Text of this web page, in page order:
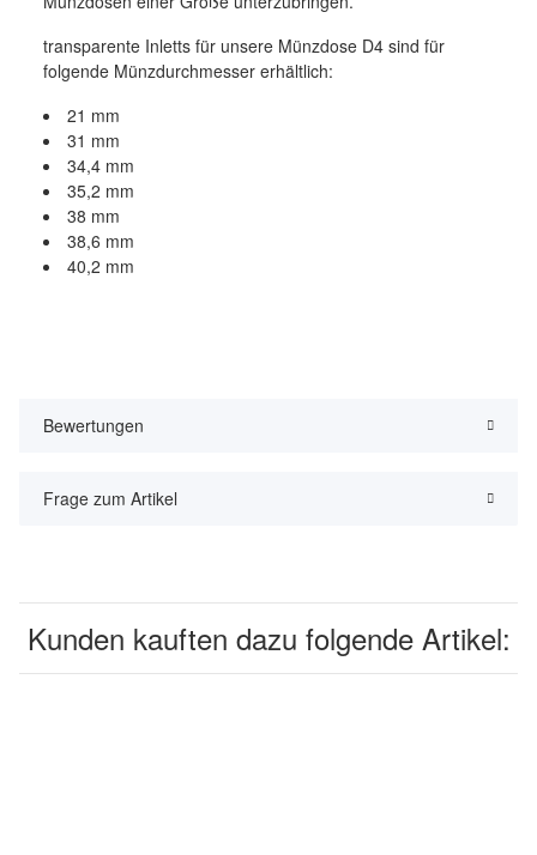
transparente Inletts für unsere Münzdose D4 sind für
folgende Münzdurchmesser erhältlich:
21 mm
31 mm
34,4 mm
35,2 mm
38 mm
38,6 mm
40,2 mm
Bewertungen
Frage zum Artikel
Kunden kauften dazu folgende Artikel: